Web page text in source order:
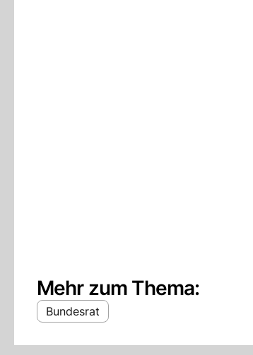
Mehr zum Thema:
Bundesrat